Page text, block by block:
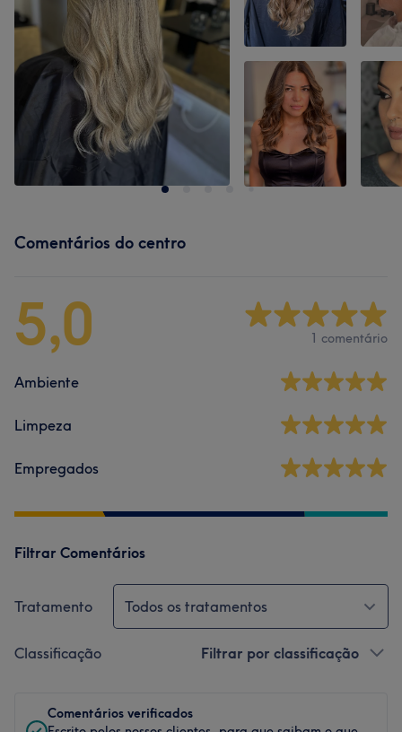
Comentários do centro
5,0 1 comentário
Ambiente
Limpeza
Empregados
Filtrar Comentários
Tratamento Todos os tratamentos
Classificação Filtrar por classificação
Comentários verificados